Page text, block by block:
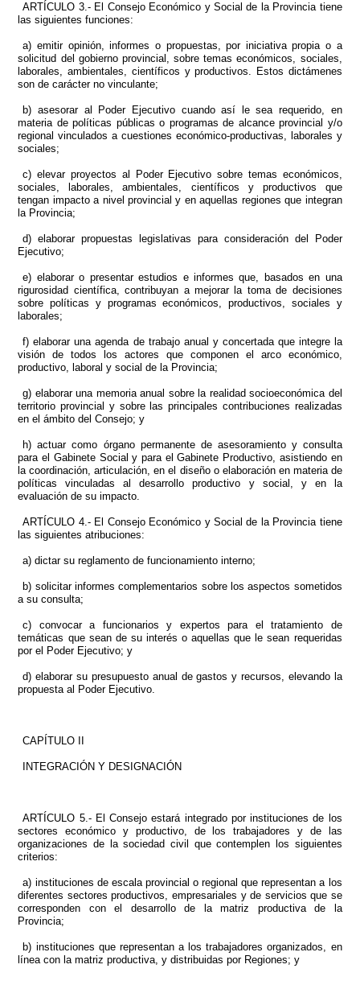
ARTÍCULO 3.- El Consejo Económico y Social de la Provincia tiene
las siguientes funciones:
a) emitir opinión, informes o propuestas, por iniciativa propia o a
solicitud del gobierno provincial, sobre temas económicos, sociales,
laborales, ambientales, científicos y productivos. Estos dictámenes
son de carácter no vinculante;
b) asesorar al Poder Ejecutivo cuando así le sea requerido, en
materia de políticas públicas o programas de alcance provincial y/o
regional vinculados a cuestiones económico-productivas, laborales y
sociales;
c) elevar proyectos al Poder Ejecutivo sobre temas económicos,
sociales, laborales, ambientales, científicos y productivos que
tengan impacto a nivel provincial y en aquellas regiones que integran
la Provincia;
d) elaborar propuestas legislativas para consideración del Poder
Ejecutivo;
e) elaborar o presentar estudios e informes que, basados en una
rigurosidad científica, contribuyan a mejorar la toma de decisiones
sobre políticas y programas económicos, productivos, sociales y
laborales;
f) elaborar una agenda de trabajo anual y concertada que integre la
visión de todos los actores que componen el arco económico,
productivo, laboral y social de la Provincia;
g) elaborar una memoria anual sobre la realidad socioeconómica del
territorio provincial y sobre las principales contribuciones realizadas
en el ámbito del Consejo; y
h) actuar como órgano permanente de asesoramiento y consulta
para el Gabinete Social y para el Gabinete Productivo, asistiendo en
la coordinación, articulación, en el diseño o elaboración en materia de
políticas vinculadas al desarrollo productivo y social, y en la
evaluación de su impacto.
ARTÍCULO 4.- El Consejo Económico y Social de la Provincia tiene
las siguientes atribuciones:
a) dictar su reglamento de funcionamiento interno;
b) solicitar informes complementarios sobre los aspectos sometidos
a su consulta;
c) convocar a funcionarios y expertos para el tratamiento de
temáticas que sean de su interés o aquellas que le sean requeridas
por el Poder Ejecutivo; y
d) elaborar su presupuesto anual de gastos y recursos, elevando la
propuesta al Poder Ejecutivo.
CAPÍTULO II
INTEGRACIÓN Y DESIGNACIÓN
ARTÍCULO 5.- El Consejo estará integrado por instituciones de los
sectores económico y productivo, de los trabajadores y de las
organizaciones de la sociedad civil que contemplen los siguientes
criterios:
a) instituciones de escala provincial o regional que representan a los
diferentes sectores productivos, empresariales y de servicios que se
corresponden con el desarrollo de la matriz productiva de la
Provincia;
b) instituciones que representan a los trabajadores organizados, en
línea con la matriz productiva, y distribuidas por Regiones; y